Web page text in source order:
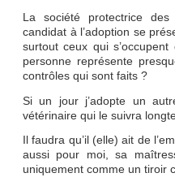
La société protectrice
candidat à l’adoption se
surtout ceux qui
personne représente
contrôles qui sont faits ?
Si un jour j’adopte un
vétérinaire qui le suivra
Il faudra qu’il (elle) ait de
aussi pour moi, sa
uniquement comme un tiroir